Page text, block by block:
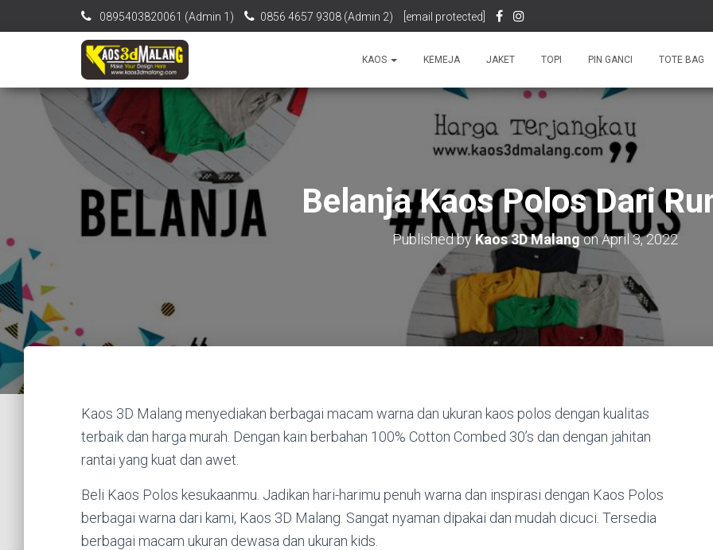
0895403820061‬ (Admin 1) 0856 4657 9308 (Admin 2) [email protected]
KAOS KEMEJA JAKET TOPI PIN GANCI TOTE BAG
Belanja Kaos Polos Dari
Published byKaos 3D Malangon April 3, 2022
Kaos 3D Malang menyediakan berbagai macam warna dan ukuran kaos polos dengan kualitas
terbaik dan harga murah. Dengan kain berbahan 100% Cotton Combed 30’s dan dengan jahitan
rantai yang kuat dan awet.
Beli Kaos Polos kesukaanmu. Jadikan hari-harimu penuh warna dan inspirasi dengan Kaos Polos
berbagai warna dari kami, Kaos 3D Malang. Sangat nyaman dipakai dan mudah dicuci. Tersedia
berbagai macam ukuran dewasa dan ukuran kids.